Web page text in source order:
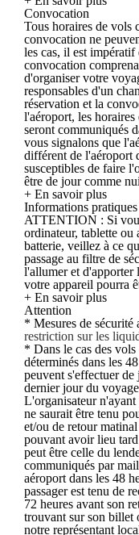
Convocation
Tous horaires de vols
convocation ne
les cas, il est
convocation
d'organiser votre
responsables d'un
réservation et la
l'aéroport, les
seront communiqués
vous signalons que
différent de l'aéroport
susceptibles de faire
être de jour comme
+ En savoir plus
Informations pratiques
ATTENTION : Si
ordinateur, tablette ou
batterie, veillez à ce
passage au filtre de
l'allumer et d'apporter
votre appareil pourra
+ En savoir plus
Attention
* Mesures de sécurité
restriction sur les
* Dans le cas des
déterminés dans les
peuvent s'effectuer
dernier jour du
L'organisateur
ne saurait être tenu
et/ou de retour
pouvant avoir lieu
peut être celle du
communiqués par
aéroport dans les 48
passager est tenu de
72 heures avant son
trouvant sur son billet
notre représentant